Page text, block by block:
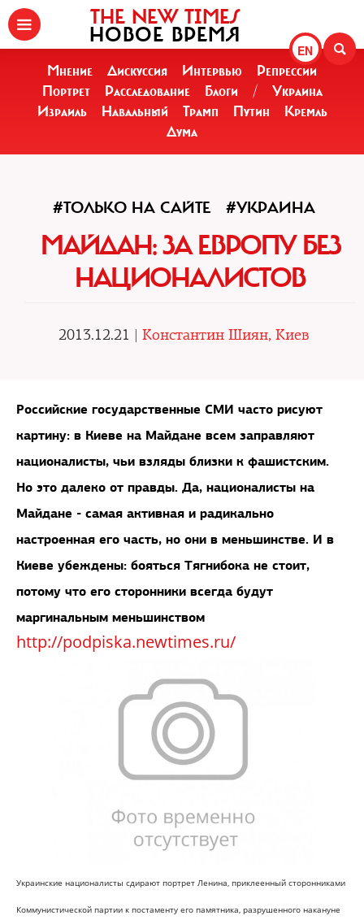
EN
THE NEW TIMES
НОВОЕ ВРЕМЯ
Мнение Дискуссия Интервью
Репрессии
Портрет
Расследование Блоги /
Украина
Израиль
Навальный Трамп Путин
Кремль
Дума
#ТОЛЬКО НА САЙТЕ #УКРАИНА
МАЙДАН: ЗА ЕВРОПУ БЕЗ
НАЦИОНАЛИСТОВ
2013.12.21 | Константин Шиян, Киев
Российские государственные СМИ часто рисуют
картину: в Киеве на Майдане всем заправляют
националисты, чьи взляды близки к фашистским.
Но это далеко от правды. Да, националисты на
Майдане - самая активная и радикально
настроенная его часть, но они в меньшинстве. И в
Киеве убеждены: бояться Тягнибока не стоит,
потому что его сторонники всегда будут
маргинальным меньшинством
http://podpiska.newtimes.ru/
Украинские националисты сдирают портрет Ленина, приклеенный сторонниками
Коммунистической партии к постаменту его памятника, разрушенного накануне